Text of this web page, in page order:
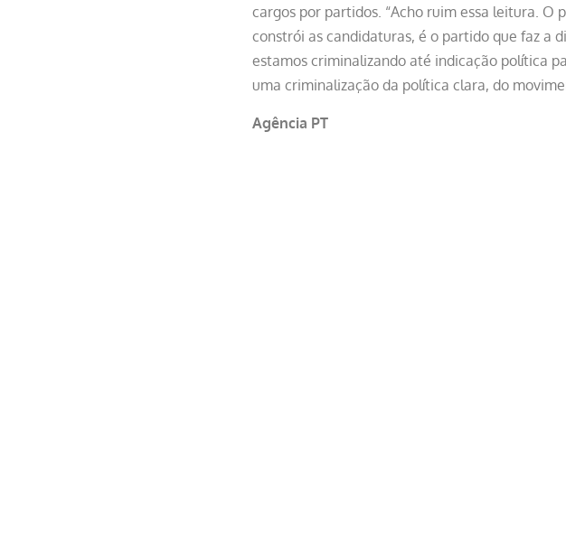
cargos por partidos. “Acho ruim essa leitura.
constrói as candidaturas, é o partido que faz a
estamos criminalizando até indicação política
uma criminalização da política clara, do
Agência PT